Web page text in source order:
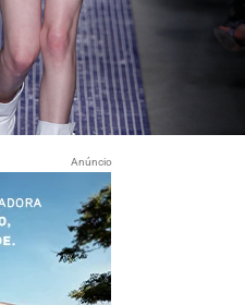
Anúncio